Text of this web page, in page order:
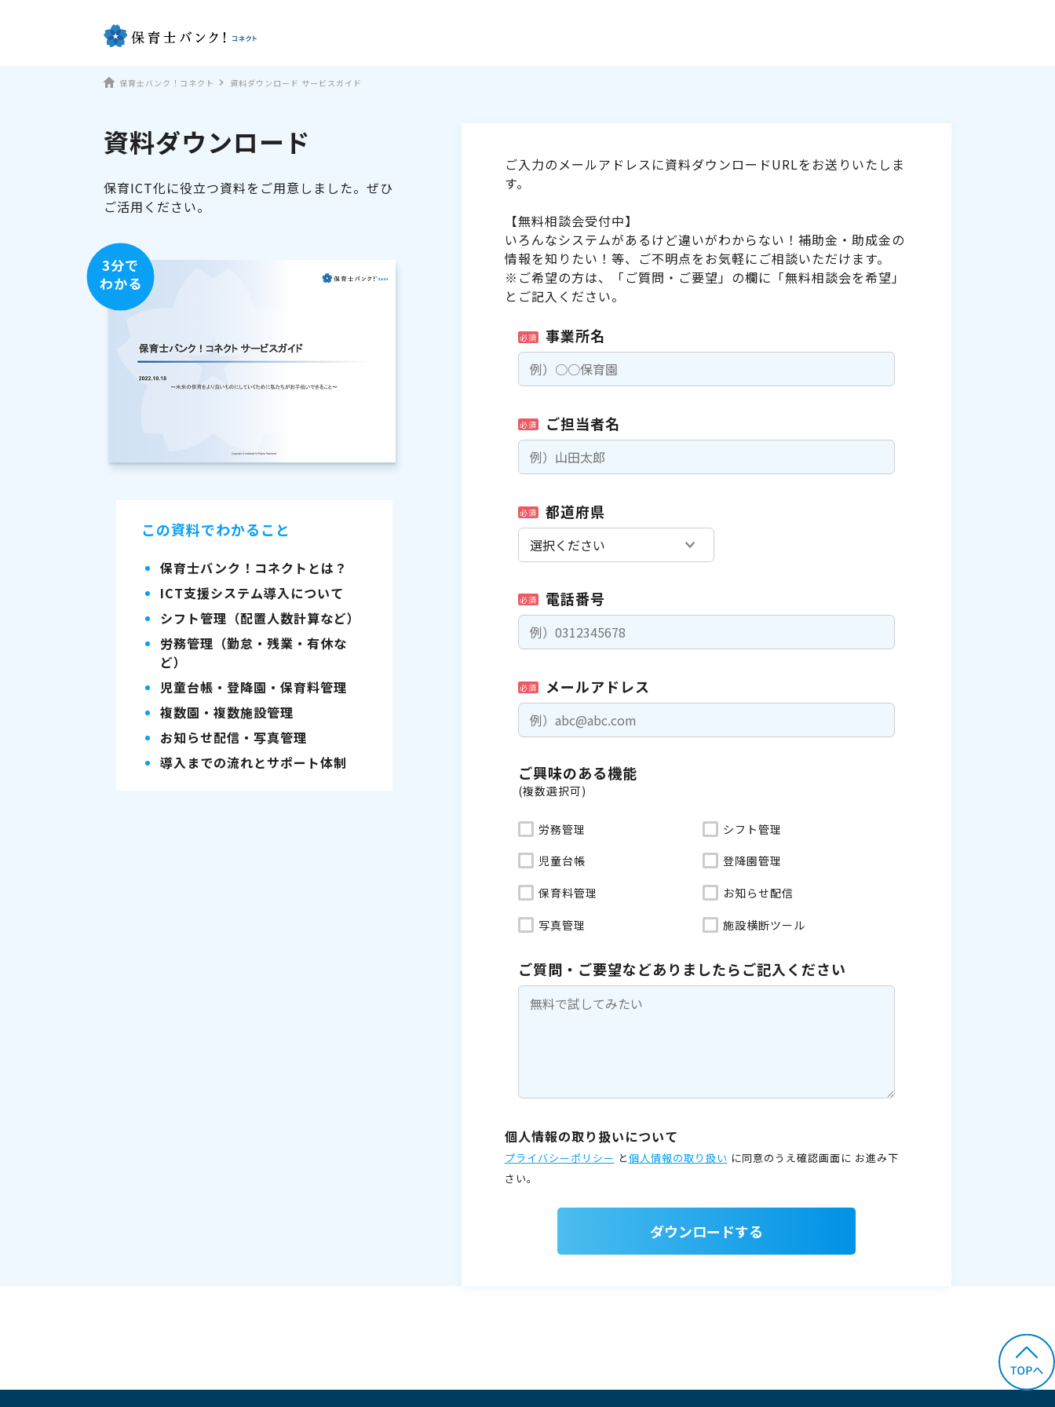
保育士バンク！コネクト 資料ダウンロード サービスガイド
資料ダウンロード
保育ICT化に役立つ資料をご用意しました。ぜひ
ご活用ください。
3分で
わかる
この資料でわかること
保育士バンク！コネクトとは？
ICT支援システム導入について
シフト管理（配置人数計算など）
労務管理（勤怠・残業・有休な
ど）
児童台帳・登降園・保育料管理
複数園・複数施設管理
お知らせ配信・写真管理
導入までの流れとサポート体制
ご入力のメールアドレスに資料ダウンロードURLをお送りいたしま
す。
【無料相談会受付中】
いろんなシステムがあるけど違いがわからない！補助金・助成金の
情報を知りたい！等、ご不明点をお気軽にご相談いただけます。
※ご希望の方は、「ご質問・ご要望」の欄に「無料相談会を希望」
とご記入ください。
必須 事業所名
必須 ご担当者名
必須 都道府県
必須 電話番号
必須 メールアドレス
ご興味のある機能
(複数選択可)
労務管理 シフト管理
児童台帳 登降園管理
保育料管理 お知らせ配信
写真管理 施設横断ツール
ご質問・ご要望などありましたらご記入ください
個人情報の取り扱いについて
プライバシーポリシー と個人情報の取り扱い に同意のうえ確認画面に お進み下
さい。
ダウンロードする